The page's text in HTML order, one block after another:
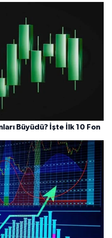
Büyüdü? İşte İlk 10 Fon